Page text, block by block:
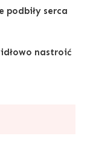
podbiły serca
nastroić